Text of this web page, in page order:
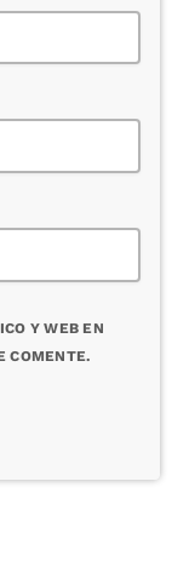
Y WEB EN
COMENTE.